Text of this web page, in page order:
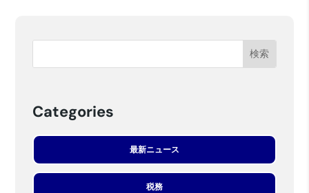
Categories
最新ニュース
税務